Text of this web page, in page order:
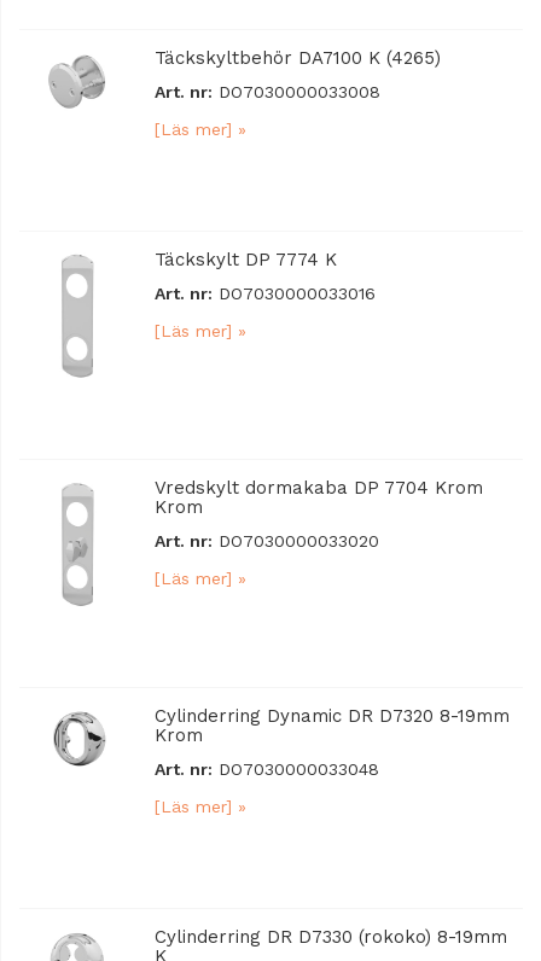
Täckskyltbehör DA7100 K (4265)
Art. nr: DO7030000033008
[Läs mer] »
Täckskylt DP 7774 K
Art. nr: DO7030000033016
[Läs mer] »
Vredskylt dormakaba DP 7704 Krom
Krom
Art. nr: DO7030000033020
[Läs mer] »
Cylinderring Dynamic DR D7320 8-19mm
Krom
Art. nr: DO7030000033048
[Läs mer] »
Cylinderring DR D7330 (rokoko) 8-19mm
K